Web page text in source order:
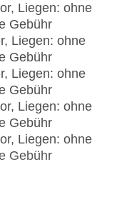
Liegen: ohne
Gebühr
Liegen: ohne
Gebühr
Liegen: ohne
Gebühr
Liegen: ohne
Gebühr
Liegen: ohne
Gebühr